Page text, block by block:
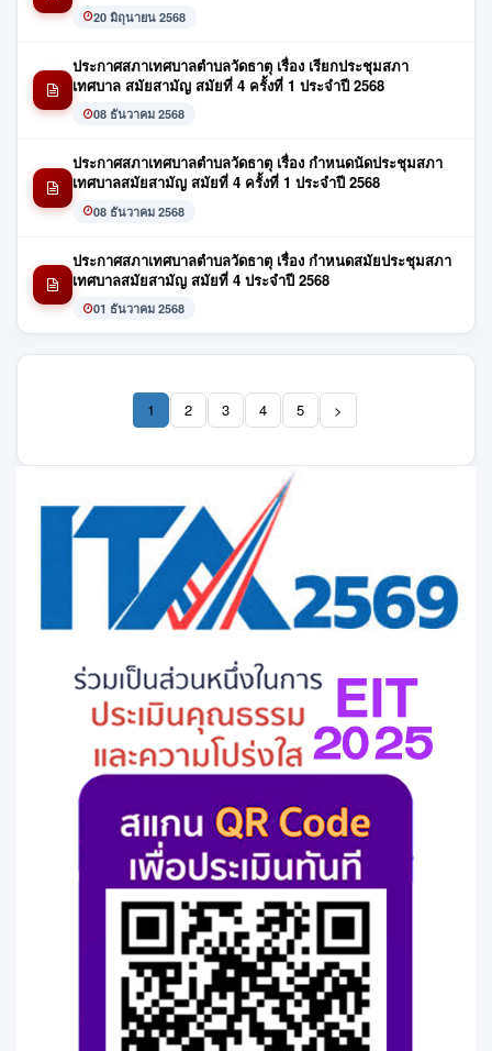
20 มิถุนายน 2568
ประกาศสภาเทศบาลตำบลวัดธาตุ เรื่อง เรียกประชุมสภา
เทศบาล สมัยสามัญ สมัยที่ 4 ครั้งที่ 1 ประจำปี 2568
08 ธันวาคม 2568
ประกาศสภาเทศบาลตำบลวัดธาตุ เรื่อง กำหนดนัดประชุมสภา
เทศบาลสมัยสามัญ สมัยที่ 4 ครั้งที่ 1 ประจำปี 2568
08 ธันวาคม 2568
ประกาศสภาเทศบาลตำบลวัดธาตุ เรื่อง กำหนดสมัยประชุมสภา
เทศบาลสมัยสามัญ สมัยที่ 4 ประจำปี 2568
01 ธันวาคม 2568
1 (current)
2 3 4 5 >